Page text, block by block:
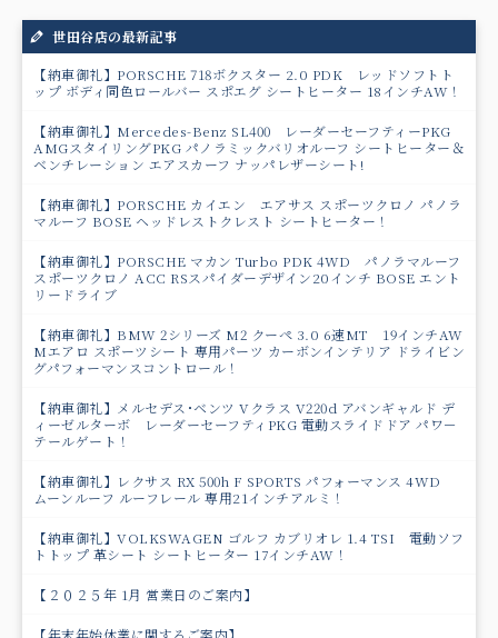
世田谷店の最新記事
【納車御礼】PORSCHE 718ボクスター 2.0 PDK レッドソフトト
ップ ボディ同色ロールバー スポエグ シートヒーター 18インチAW！
【納車御礼】Mercedes-Benz SL400 レーダーセーフティーPKG
AMGスタイリングPKG パノラミックバリオルーフ シートヒーター＆
ベンチレーション エアスカーフ ナッパレザーシート!
【納車御礼】PORSCHE カイエン エアサス スポーツクロノ パノラ
マルーフ BOSE ヘッドレストクレスト シートヒーター！
【納車御礼】PORSCHE マカン Turbo PDK 4WD パノラマルーフ
スポーツクロノ ACC RSスパイダーデザイン20インチ BOSE エント
リードライブ
【納車御礼】BMW 2シリーズ M2 クーペ 3.0 6速MT 19インチAW
Mエアロ スポーツシート 専用パーツ カーボンインテリア ドライビン
グパフォーマンスコントロール！
【納車御礼】メルセデス･ベンツ Vクラス V220d アバンギャルド デ
ィーゼルターボ レーダーセーフティPKG 電動スライドドア パワ－
テールゲート！
【納車御礼】レクサス RX 500h F SPORTS パフォーマンス 4WD
ムーンルーフ ルーフレール 専用21インチアルミ！
【納車御礼】VOLKSWAGEN ゴルフ カブリオレ 1.4 TSI 電動ソフ
トトップ 革シート シートヒーター 17インチAW！
【２０２５年 1月 営業日のご案内】
【年末年始休業に関するご案内】